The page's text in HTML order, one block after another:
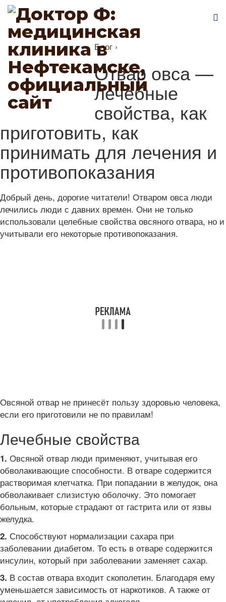
Блог ›
Отвар овса —
лечебные
свойства, как
приготовить, как
принимать для лечения и
противопоказания
Добрый день, дорогие читатели! Отваром овса люди
лечились люди с давних времен. Они не только
использовали целебные свойства овсяного отвара, но и
учитывали его некоторые противопоказания.
Овсяной отвар не принесёт пользу здоровью человека,
если его приготовили не по правилам!
Лечебные свойства
1. Овсяной отвар люди применяют, учитывая его
обволакивающие способности. В отваре содержится
растворимая клетчатка. При попадании в желудок, она
обволакивает слизистую оболочку. Это помогает
больным, которые страдают от гастрита или от язвы
желудка.
2. Способствуют нормализации сахара при
заболевании диабетом. То есть в отваре содержится
инсулин, который при заболевании заменяет сахар.
3. В состав отвара входит скополетин. Благодаря ему
уменьшается зависимость от наркотиков. А также от